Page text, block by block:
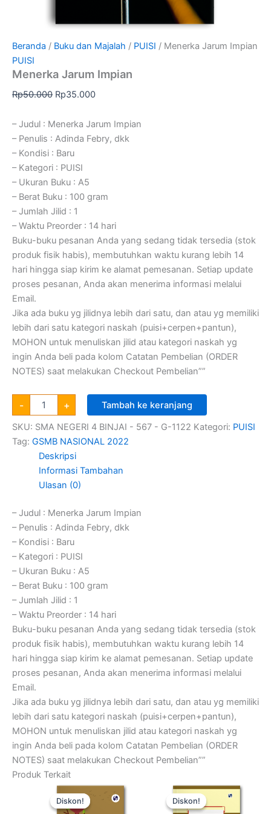
Beranda / Buku dan Majalah / PUISI / Menerka Jarum Impian
PUISI
Menerka Jarum Impian
Rp50.000 Rp35.000
– Judul : Menerka Jarum Impian
– Penulis : Adinda Febry, dkk
– Kondisi : Baru
– Kategori : PUISI
– Ukuran Buku : A5
– Berat Buku : 100 gram
– Jumlah Jilid : 1
– Waktu Preorder : 14 hari
Buku-buku pesanan Anda yang sedang tidak tersedia (stok
produk fisik habis), membutuhkan waktu kurang lebih 14
hari hingga siap kirim ke alamat pemesanan. Setiap update
proses pesanan, Anda akan menerima informasi melalui
Email.
Jika ada buku yg jilidnya lebih dari satu, dan atau yg memiliki
lebih dari satu kategori naskah (puisi+cerpen+pantun),
MOHON untuk menuliskan jilid atau kategori naskah yg
ingin Anda beli pada kolom Catatan Pembelian (ORDER
NOTES) saat melakukan Checkout Pembelian””
- + Tambah ke keranjang
SKU: SMA NEGERI 4 BINJAI - 567 - G-1122 Kategori: PUISI
Tag: GSMB NASIONAL 2022
Deskripsi
Informasi Tambahan
Ulasan (0)
– Judul : Menerka Jarum Impian
– Penulis : Adinda Febry, dkk
– Kondisi : Baru
– Kategori : PUISI
– Ukuran Buku : A5
– Berat Buku : 100 gram
– Jumlah Jilid : 1
– Waktu Preorder : 14 hari
Buku-buku pesanan Anda yang sedang tidak tersedia (stok
produk fisik habis), membutuhkan waktu kurang lebih 14
hari hingga siap kirim ke alamat pemesanan. Setiap update
proses pesanan, Anda akan menerima informasi melalui
Email.
Jika ada buku yg jilidnya lebih dari satu, dan atau yg memiliki
lebih dari satu kategori naskah (puisi+cerpen+pantun),
MOHON untuk menuliskan jilid atau kategori naskah yg
ingin Anda beli pada kolom Catatan Pembelian (ORDER
NOTES) saat melakukan Checkout Pembelian””
Produk Terkait
Diskon!
Diskon!
Harga
aslinya
Harga
Kuantitas
Mengukir
Cinta
Diskon!
Diskon!
Harga
aslinya
Harga
Kuantitas
Goresan
Pelangi